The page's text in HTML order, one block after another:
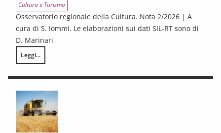
Cultura e Turismo
Osservatorio regionale della Cultura. Nota 2/2026 | A
cura di S. Iommi. Le elaborazioni sui dati SIL-RT sono di
D. Marinari
Leggi...
LA CONGIUNTURA DEI SETTORI CULTURALI. Ripresa selettiva e